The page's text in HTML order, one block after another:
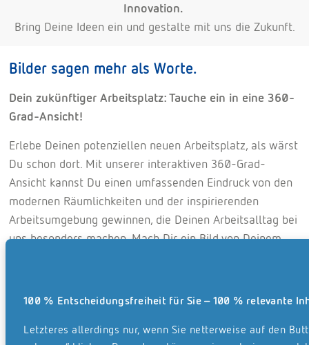
100 % Entscheidungsfreiheit für Sie – 100 % relevante
Letzteres allerdings nur, wenn Sie netterweise auf den
Innovation.
Bring Deine Ideen ein und gestalte mit uns die Zukunft.
Bilder sagen mehr als Worte.
Dein zukünftiger Arbeitsplatz: Tauche ein in eine 360-
Grad-Ansicht!
Erlebe Deinen potenziellen neuen Arbeitsplatz, als wärst
Du schon dort. Mit unserer interaktiven 360-Grad-
Ansicht kannst Du einen umfassenden Eindruck von den
modernen Räumlichkeiten und der inspirierenden
Arbeitsumgebung gewinnen, die Deinen Arbeitsalltag bei
uns besonders machen. Mach Dir ein Bild von Deinem
Büroraum in Glinde Panorama laden
(3.8 MB)
Lager in Glinde Panorama laden